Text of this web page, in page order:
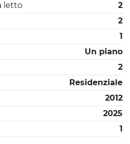
letto
2
2
1
Un piano
2
Residenziale
2012
2025
1